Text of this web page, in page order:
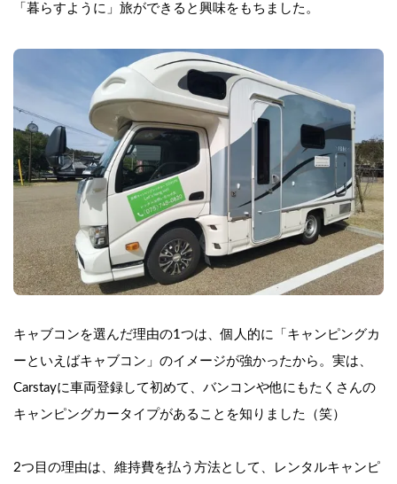
「暮らすように」旅ができると興味をもちました。
キャブコンを選んだ理由の1つは、個人的に「キャンピングカ
ーといえばキャブコン」のイメージが強かったから。実は、
Carstayに車両登録して初めて、バンコンや他にもたくさんの
キャンピングカータイプがあることを知りました（笑）
2つ目の理由は、維持費を払う方法として、レンタルキャンピ